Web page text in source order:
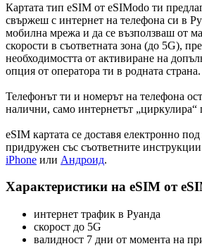
Картата тип eSIM от eSIModo ти
свържеш с интернет на телефона си в
мобилна мрежа и да се възползваш от
скорости в съответната зона (до 5G),
необходимостта от активиране на
опция от оператора ти в родната страна.
Телефонът ти и номерът на телефона
налични, само интернетът „циркулира“
eSIM картата се доставя електронно
придружен със съответните
iPhone или Андроид.
Характеристики на eSIM от
интернет трафик в Руанда
скорост до 5G
валидност 7 дни от момента на